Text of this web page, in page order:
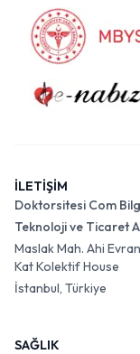
İLETİŞİM
Doktorsitesi Com
Teknoloji ve Ticaret
Maslak Mah. Ahi
Kat Kolektif House
İstanbul, Türkiye
SAĞLIK